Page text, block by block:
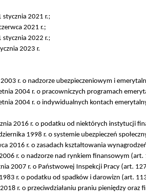
stycznia 2021 r.;
2021 r.;
stycznia 2022 r.;
2023 r.
r. o nadzorze ubezpieczeniowym i
2004 r. o pracowniczych programach
2004 r. o indywidualnych kontach
2016 r. o podatku od niektórych instytucji
1998 r. o systemie ubezpieczeń
2016 r. o zasadach kształtowania
r. o nadzorze nad rynkiem finansowym (art.
2007 r. o Państwowej Inspekcji Pracy (art.
r. o podatku od spadków i darowizn (art.
r. o przeciwdziałaniu praniu pieniędzy